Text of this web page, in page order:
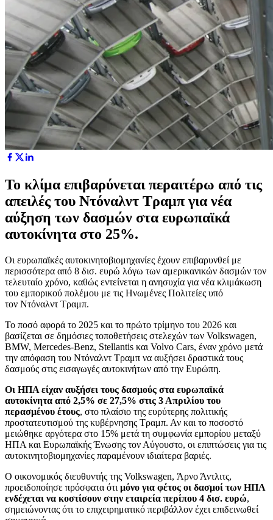
Το κλίμα επιβαρύνεται περαιτέρω από τις
απειλές του Ντόναλντ Τραμπ για νέα
αύξηση των δασμών στα ευρωπαϊκά
αυτοκίνητα στο 25%.
Οι ευρωπαϊκές αυτοκινητοβιομηχανίες έχουν επιβαρυνθεί με
περισσότερα από 8 δισ. ευρώ λόγω των αμερικανικών δασμών τον
τελευταίο χρόνο, καθώς εντείνεται η ανησυχία για νέα κλιμάκωση
του εμπορικού πολέμου με τις Ηνωμένες Πολιτείες υπό
τον Ντόναλντ Τραμπ.
Το ποσό αφορά το 2025 και το πρώτο τρίμηνο του 2026 και
βασίζεται σε δημόσιες τοποθετήσεις στελεχών των Volkswagen,
BMW, Mercedes-Benz, Stellantis και Volvo Cars, έναν χρόνο μετά
την απόφαση του Ντόναλντ Τραμπ να αυξήσει δραστικά τους
δασμούς στις εισαγωγές αυτοκινήτων από την Ευρώπη.
Οι ΗΠΑ είχαν αυξήσει τους δασμούς στα ευρωπαϊκά
αυτοκίνητα από 2,5% σε 27,5% στις 3 Απριλίου του
περασμένου έτους, στο πλαίσιο της ευρύτερης πολιτικής
προστατευτισμού της κυβέρνησης Τραμπ. Αν και το ποσοστό
μειώθηκε αργότερα στο 15% μετά τη συμφωνία εμπορίου μεταξύ
ΗΠΑ και Ευρωπαϊκής Ένωσης τον Αύγουστο, οι επιπτώσεις για τις
αυτοκινητοβιομηχανίες παραμένουν ιδιαίτερα βαριές.
Ο οικονομικός διευθυντής της Volkswagen, Άρνο Άντλιτς,
προειδοποίησε πρόσφατα ότι μόνο για φέτος οι δασμοί των ΗΠΑ
ενδέχεται να κοστίσουν στην εταιρεία περίπου 4 δισ. ευρώ,
σημειώνοντας ότι το επιχειρηματικό περιβάλλον έχει επιδεινωθεί